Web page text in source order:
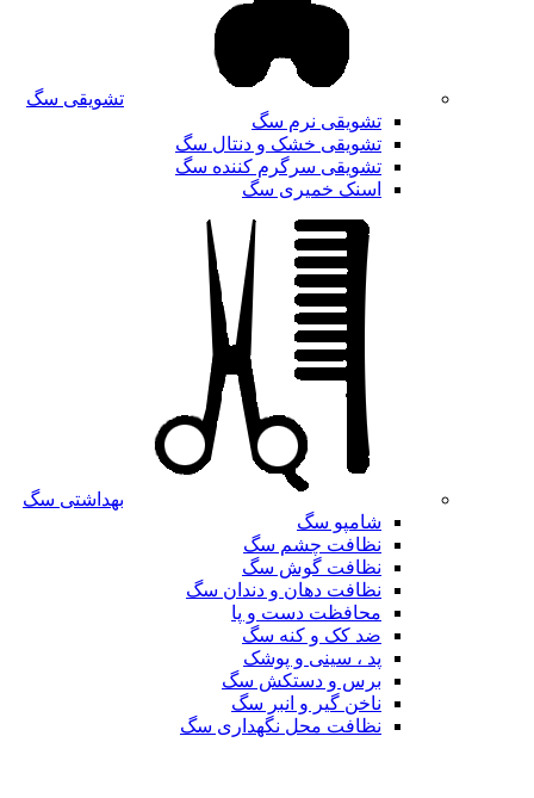
تشویقی سگ
تشویقی نرم سگ
تشویقی خشک و دنتال سگ
تشویقی سرگرم کننده سگ
اسنک خمیری سگ
بهداشتی سگ
شامپو سگ
نظافت چشم سگ
نظافت گوش سگ
نظافت دهان و دندان سگ
محافظت دست و پا
ضد کک و کنه سگ
پد ، سینی و پوشک
برس و دستکش سگ
ناخن گیر و انبر سگ
نظافت محل نگهداری سگ